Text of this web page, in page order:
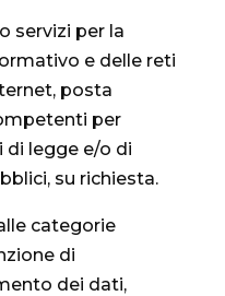
servizi per la
e delle reti
posta
per
legge e/o di
su richiesta.
categorie
di
dei dati,